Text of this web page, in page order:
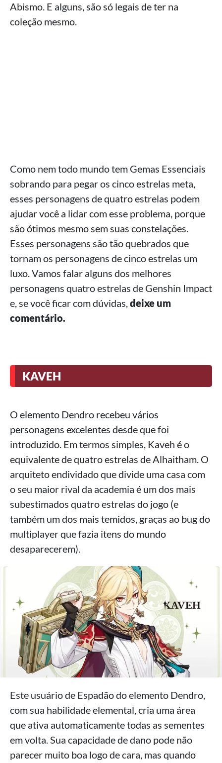
Abismo. E alguns, são só legais de ter na
coleção mesmo.
Como nem todo mundo tem Gemas Essenciais
sobrando para pegar os cinco estrelas meta,
esses personagens de quatro estrelas podem
ajudar você a lidar com esse problema, porque
são ótimos mesmo sem suas constelações.
Esses personagens são tão quebrados que
tornam os personagens de cinco estrelas um
luxo. Vamos falar alguns dos melhores
personagens quatro estrelas de Genshin Impact
e, se você ficar com dúvidas,deixe um
comentário.
KAVEH
O elemento Dendro recebeu vários
personagens excelentes desde que foi
introduzido. Em termos simples, Kaveh é o
equivalente de quatro estrelas de Alhaitham. O
arquiteto endividado que divide uma casa com
o seu maior rival da academia é um dos mais
subestimados quatro estrelas do jogo (e
também um dos mais temidos, graças ao bug do
multiplayer que fazia itens do mundo
desaparecerem).
Este usuário de Espadão do elemento Dendro,
com sua habilidade elemental, cria uma área
que ativa automaticamente todas as sementes
em volta. Sua capacidade de dano pode não
parecer muito boa logo de cara, mas quando